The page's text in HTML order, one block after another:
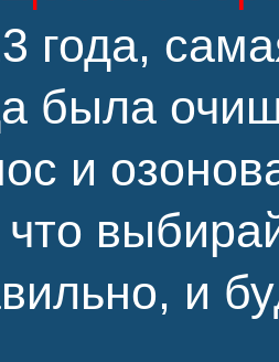
года,
была
и
что
и